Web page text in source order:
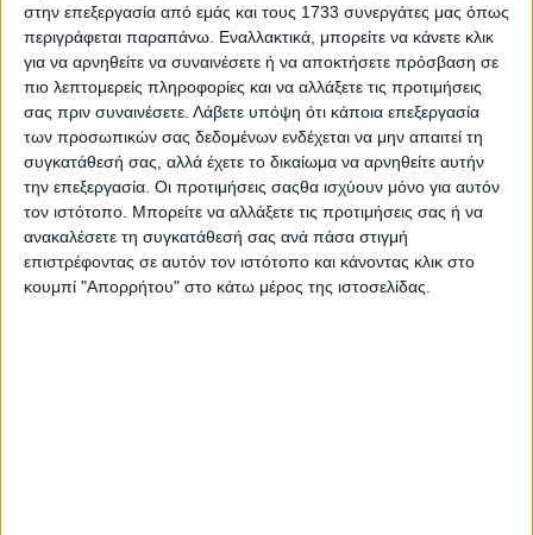
στην επεξεργασία από εμάς και τους 1733 συνεργάτες μας όπως
περιγράφεται παραπάνω. Εναλλακτικά, μπορείτε να κάνετε κλικ
για να αρνηθείτε να συναινέσετε ή να αποκτήσετε πρόσβαση σε
πιο λεπτομερείς πληροφορίες και να αλλάξετε τις προτιμήσεις
σας πριν συναινέσετε. Λάβετε υπόψη ότι κάποια επεξεργασία
των προσωπικών σας δεδομένων ενδέχεται να μην απαιτεί τη
συγκατάθεσή σας, αλλά έχετε το δικαίωμα να αρνηθείτε αυτήν
την επεξεργασία. Οι προτιμήσεις σαςθα ισχύουν μόνο για αυτόν
τον ιστότοπο. Μπορείτε να αλλάξετε τις προτιμήσεις σας ή να
ανακαλέσετε τη συγκατάθεσή σας ανά πάσα στιγμή
επιστρέφοντας σε αυτόν τον ιστότοπο και κάνοντας κλικ στο
κουμπί "Απορρήτου" στο κάτω μέρος της ιστοσελίδας.
«Κάτι βλέπω, για να πάω από εκεί
να το τσακώσω»
08.06.2021 - 18:06
ΔΙΑΒΆΣΤΕ ΠΕΡΙΣΣΌΤΕΡΑ